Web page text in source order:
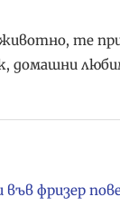
те
фризер